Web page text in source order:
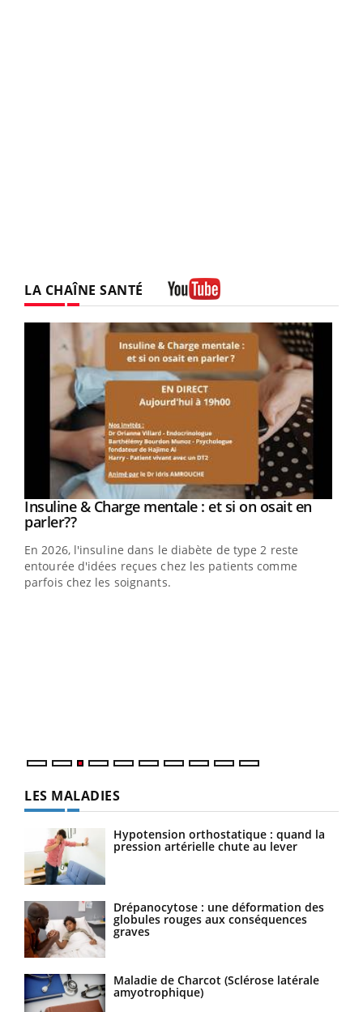
LA CHAÎNE SANTÉ
Youtube
Insuline & Charge mentale : et si on osait en
parler??Youtube
En 2026, l'insuline dans le diabète de type 2 reste
entourée d'idées reçues chez les patients comme
parfois chez les soignants.
LES MALADIES
Hypotension orthostatique : quand la
pression artérielle chute au lever
Drépanocytose : une déformation des
globules rouges aux conséquences
graves
Maladie de Charcot (Sclérose latérale
amyotrophique)